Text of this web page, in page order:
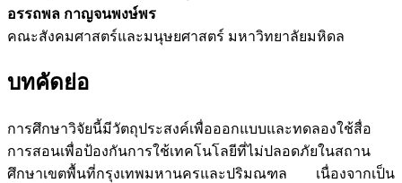
อรรถพล กาญจนพงษ์พร
คณะสังคมศาสตร์และมนุษยศาสตร์ มหาวิทยาลัยมหิดล
บทคัดย่อ
การศึกษาวิจัยนี้มีวัตถุประสงค์เพื่อออกแบบและทดลองใช้สื่อ
การสอนเพื่อป้องกันการใช้เทคโนโลยีที่ไม่ปลอดภัยในสถาน
ศึกษาเขตพื้นที่กรุงเทพมหานครและปริมณฑล เนื่องจากเป็น